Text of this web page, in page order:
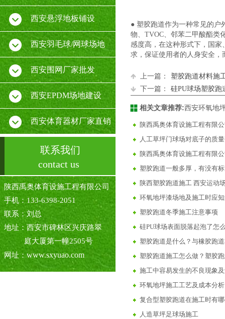
● 塑胶跑道作为一种常见的户
物、TVOC、邻苯二甲酸酯类
感度高，在这种形式下，国
求，保证使用者的人身安全
上一篇：
塑胶跑道材料施
下一篇：
硅PU球场塑胶跑
西安悬浮地板铺设
西安羽毛球/网球场地
西安围网厂家批发
西安EPDM场地建设
西安体育器材厂家直销
相关文章推荐:西安环氧地
陕西禹奥体育设施工程有限
人工草坪门球场对底子的质
陕西禹奥体育设施工程有限
塑胶跑道一般多厚，有没有
陕西塑胶跑道施工 西安运动
环氧地坪漆场地及施工时应
塑胶跑道冬季施工注意事项
硅PU球场表面脱落起泡了怎
塑胶跑道是什么？与橡胶跑
塑胶跑道施工怎么做？塑胶
施工中容易发生的不良现象
环氧地坪施工工艺及成本分析
复合型塑胶跑道在施工时有
人造草坪足球场施工
联系我们
contact us
陕西禹奥体育设施工程有限公司
手机：133-6398-2051
联系：刘总
地址：西安市碑林区兴庆路翠
庭大厦第一幢2505号
网址：www.sxyuao.com